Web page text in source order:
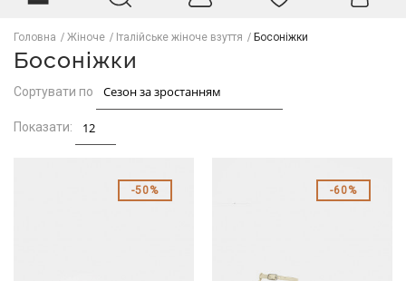
Головна Жіноче Італійське жіноче взуття Босоніжки
Босоніжки
Сортувати по
Показати:
50% 60%